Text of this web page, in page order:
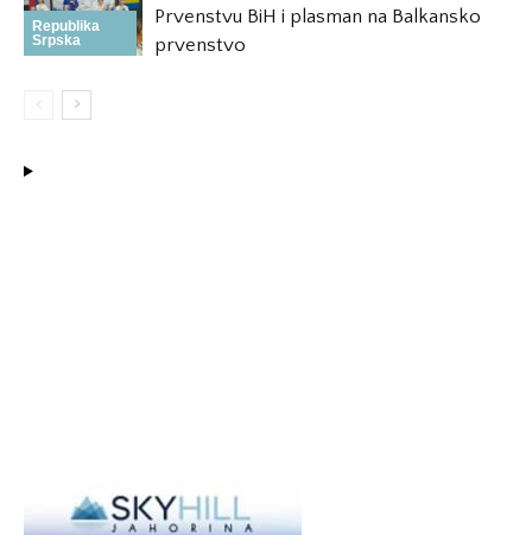
Republika
Srpska
Prvenstvu BiH i plasman na Balkansko
prvenstvo